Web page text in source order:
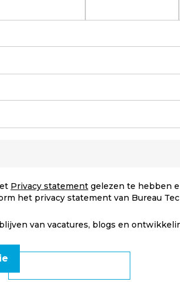
Privacy statement gelezen te hebben
het privacy statement van Bureau
van vacatures, blogs en